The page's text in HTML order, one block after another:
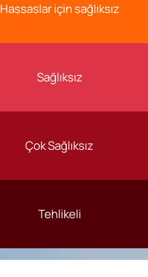
Hassaslar için sağlıksız
Sağlıksız
Çok Sağlıksız
Tehlikeli